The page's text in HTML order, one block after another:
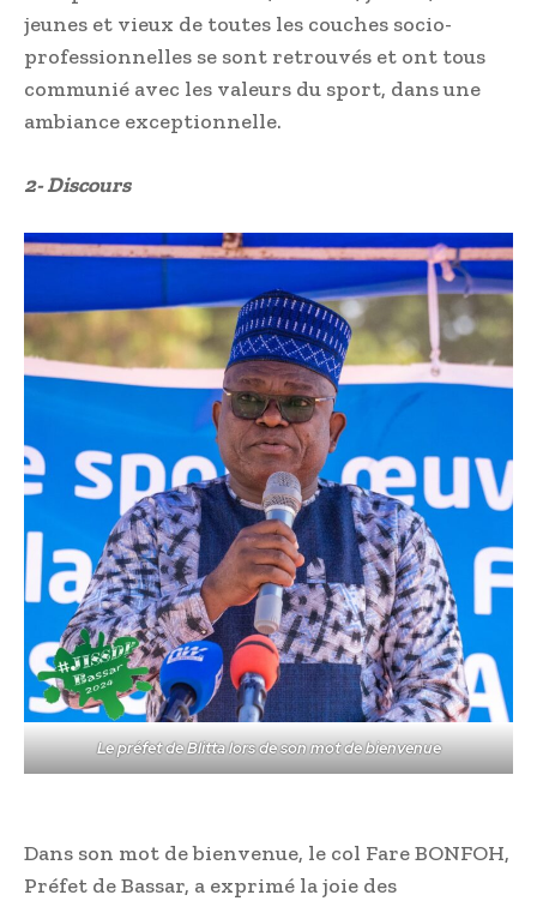
jeunes et vieux de toutes les couches socio-
professionnelles se sont retrouvés et ont tous
communié avec les valeurs du sport, dans une
ambiance exceptionnelle.
2- Discours
Le préfet de Blitta lors de son mot de bienvenue
Dans son mot de bienvenue, le col Fare BONFOH,
Préfet de Bassar, a exprimé la joie des